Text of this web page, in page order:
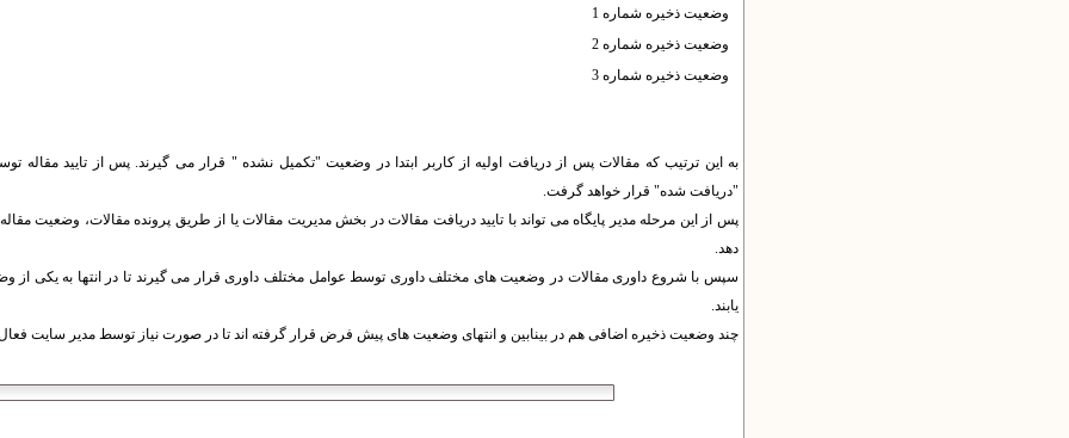
وضعیت ذخیره شماره 1
وضعیت ذخیره شماره 2
وضعیت ذخیره شماره 3
به این ترتیب که مقالات پس از دریافت اولیه از کاربر ابتدا در وضعیت "تکمیل نشده " قرار می گیرند. پس از تایید مقاله
"دریافت شده" قرار خواهد گرفت.
پس از این مرحله مدیر پایگاه می تواند با تایید دریافت مقالات در بخش مدیریت مقالات یا از طریق پرونده مقالات، وضعیت
دهد.
سپس با شروع داوری مقالات در وضعیت های مختلف داوری توسط عوامل مختلف داوری قرار می گیرند تا در انتها به یکی از
یابند.
چند وضعیت ذخیره اضافی هم در بینابین و انتهای وضعیت های پیش فرض قرار گرفته اند تا در صورت نیاز توسط مدیر سایت